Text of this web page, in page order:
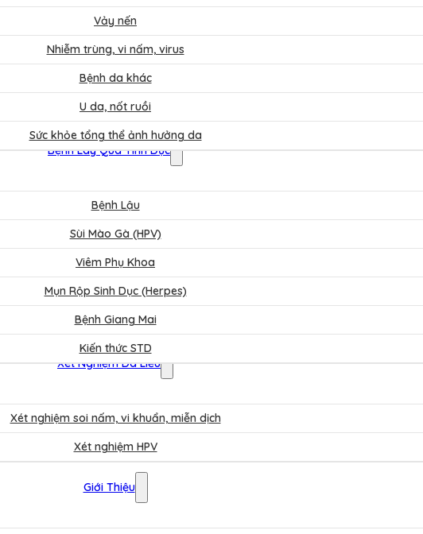
Vảy nến
Nhiễm trùng, vi nấm, virus
Bệnh da khác
U da, nốt ruồi
Sức khỏe tổng thể ảnh hưởng da
Bệnh Lây Qua Tình Dục
Bệnh Lậu
Sùi Mào Gà (HPV)
Viêm Phụ Khoa
Mụn Rộp Sinh Dục (Herpes)
Bệnh Giang Mai
Kiến thức STD
Xét Nghiệm Da Liễu
Xét nghiệm soi nấm, vi khuẩn, miễn dịch
Xét nghiệm HPV
Bảng Giá
Giới Thiệu